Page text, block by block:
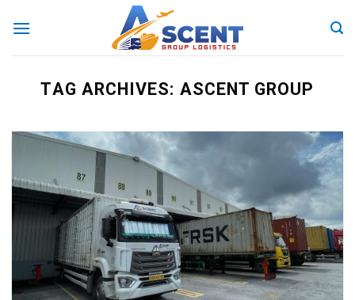
TAG ARCHIVES: ASCENT GROUP